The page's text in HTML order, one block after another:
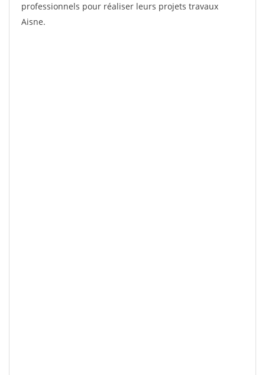
professionnels pour réaliser leurs projets travaux
Aisne.